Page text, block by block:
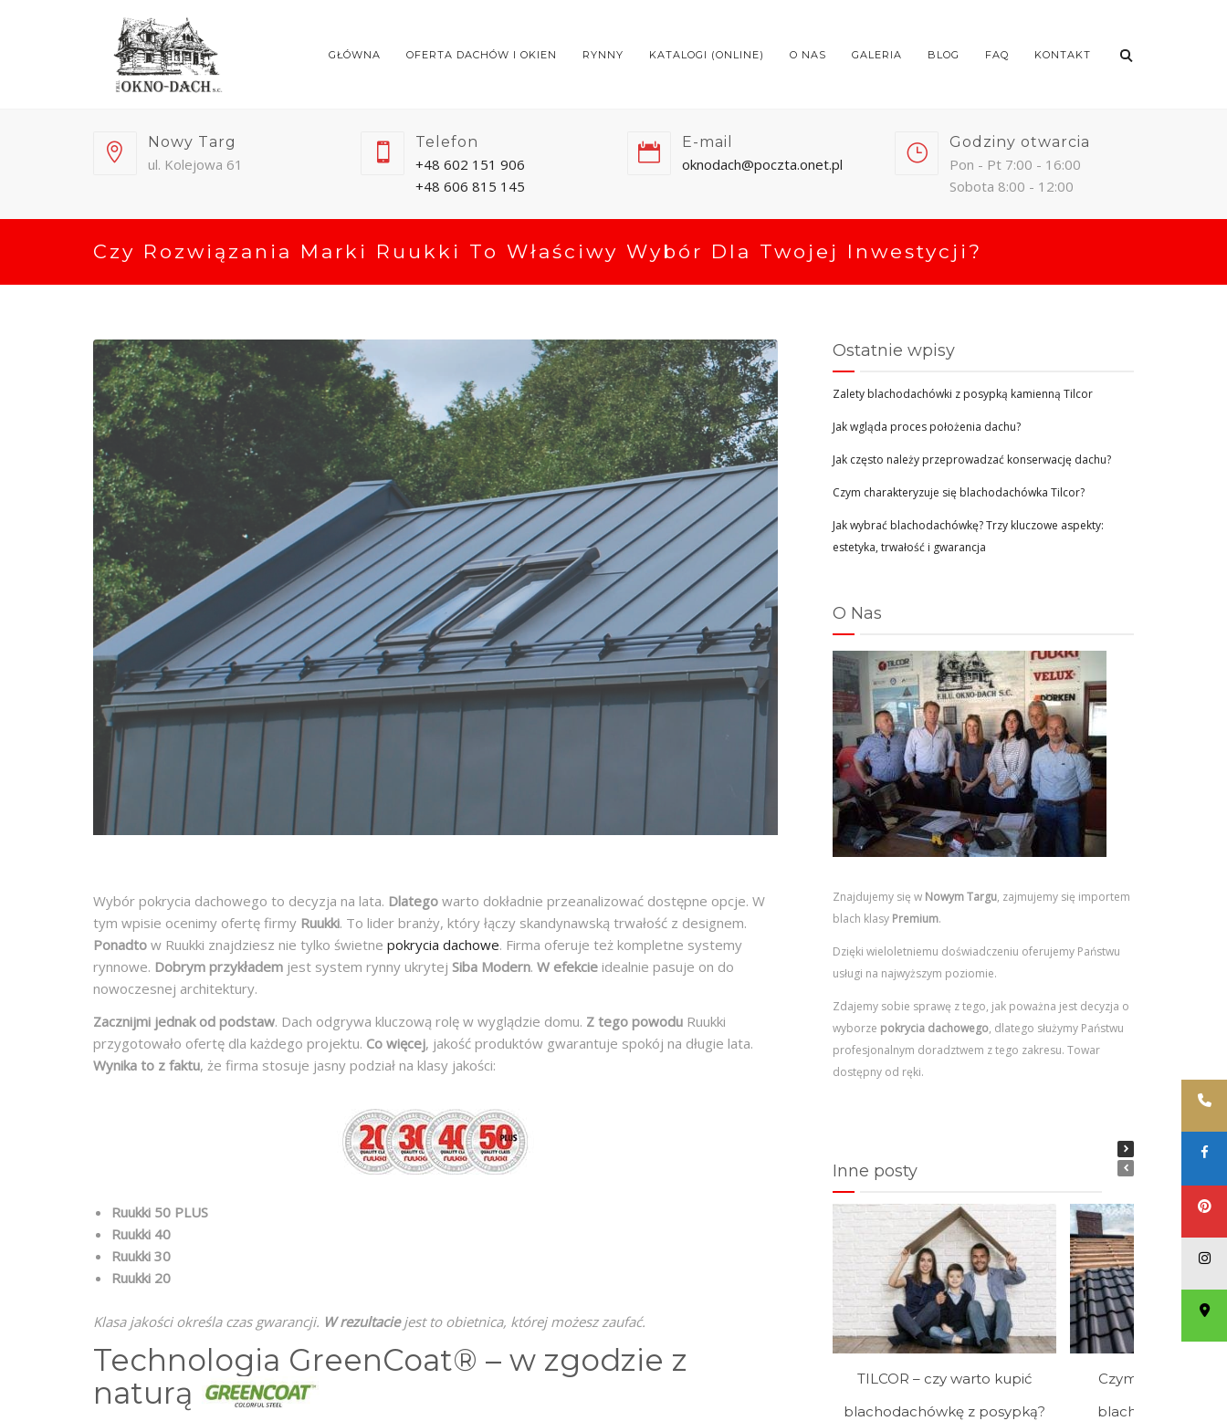
GŁÓWNA OFERTA DACHÓW I OKIEN RYNNY KATALOGI (ONLINE) O NAS GALERIA BLOG FAQ KONTAKT
Nowy Targ
ul. Kolejowa 61
Telefon
+48 602 151 906
+48 606 815 145
E-mail
oknodach@poczta.onet.pl
Godziny otwarcia
Pon - Pt 7:00 - 16:00
Sobota 8:00 - 12:00
Czy Rozwiązania Marki Ruukki To Właściwy Wybór Dla Twojej Inwestycji?
Wybór pokrycia dachowego to decyzja na lata. Dlatego warto dokładnie przeanalizować dostępne opcje. W
tym wpisie ocenimy ofertę firmy Ruukki. To lider branży, który łączy skandynawską trwałość z designem.
Ponadto w Ruukki znajdziesz nie tylko świetne pokrycia dachowe. Firma oferuje też kompletne systemy
rynnowe. Dobrym przykładem jest system rynny ukrytej Siba Modern. W efekcie idealnie pasuje on do
nowoczesnej architektury.
Zacznijmi jednak od podstaw. Dach odgrywa kluczową rolę w wyglądzie domu. Z tego powodu Ruukki
przygotowało ofertę dla każdego projektu. Co więcej, jakość produktów gwarantuje spokój na długie lata.
Wynika to z faktu, że firma stosuje jasny podział na klasy jakości:
Ruukki 50 PLUS
Ruukki 40
Ruukki 30
Ruukki 20
Klasa jakości określa czas gwarancji. W rezultaciejest to obietnica, której możesz zaufać.
Technologia GreenCoat® – w zgodzie z
naturą
Ostatnie wpisy
Zalety blachodachówki z posypką kamienną Tilcor
Jak wgląda proces położenia dachu?
Jak często należy przeprowadzać konserwację dachu?
Czym charakteryzuje się blachodachówka Tilcor?
Jak wybrać blachodachówkę? Trzy kluczowe aspekty:
estetyka, trwałość i gwarancja
O Nas
Znajdujemy się w Nowym Targu, zajmujemy się importem
blach klasy Premium.
Dzięki wieloletniemu doświadczeniu oferujemy Państwu
usługi na najwyższym poziomie.
Zdajemy sobie sprawę z tego, jak poważna jest decyzja o
wyborze pokrycia dachowego, dlatego służymy Państwu
profesjonalnym doradztwem z tego zakresu. Towar
dostępny od ręki.
Inne posty
TILCOR – czy warto kupić
blachodachówkę z posypką?
Czym
blachodachówka